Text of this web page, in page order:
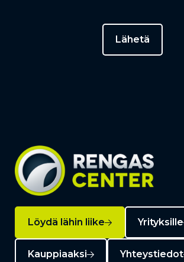
Löydä lähin liike Yrityksille
Kauppiaaksi Yhteystiedot